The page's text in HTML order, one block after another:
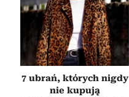
7 ubrań, których nigdy
nie kupują